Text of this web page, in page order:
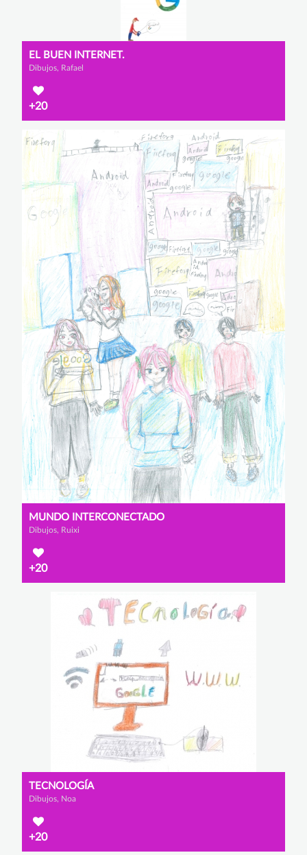
EL BUEN INTERNET.
Dibujos, Rafael
+20
MUNDO INTERCONECTADO
Dibujos, Ruixi
+20
TECNOLOGÍA
Dibujos, Noa
+20